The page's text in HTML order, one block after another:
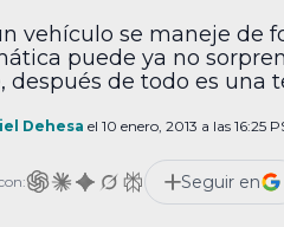
vehículo se maneje de
puede ya no
después de todo es una
de muchos
está diseñando un
el auto con gran
Dehesa el 10 enero, 2013 a las 16:25
Seguir en